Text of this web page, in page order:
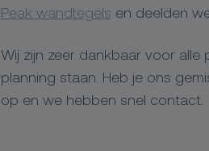
Peak wandtegels en deelden
Wij zijn zeer dankbaar voor
planning staan. Heb je ons
op en we hebben snel contact.